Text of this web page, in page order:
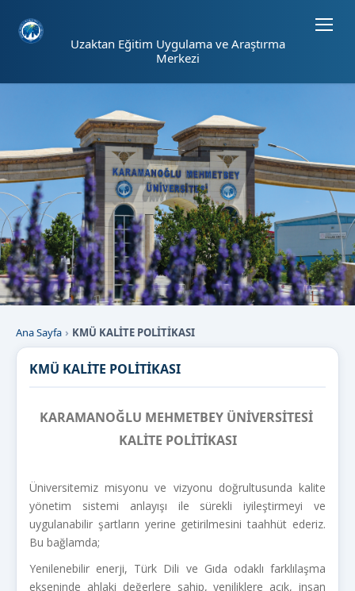
Uzaktan Eğitim Uygulama ve Araştırma
Merkezi
Ana Sayfa KMÜ KALİTE POLİTİKASI
KMÜ KALİTE POLİTİKASI
KARAMANOĞLU MEHMETBEY ÜNİVERSİTESİ
KALİTE POLİTİKASI
Üniversitemiz misyonu ve vizyonu doğrultusunda kalite
yönetim sistemi anlayışı ile sürekli iyileştirmeyi ve
uygulanabilir şartların yerine getirilmesini taahhüt ederiz.
Bu bağlamda;
Yenilenebilir enerji, Türk Dili ve Gıda odaklı farklılaşma
ekseninde ahlaki değerlere sahip, yeniliklere açık, insan